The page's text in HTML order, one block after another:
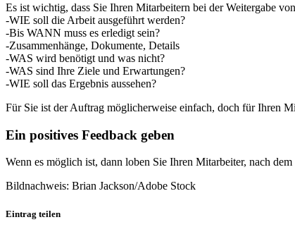
Es ist wichtig, dass Sie Ihren Mitarbeitern bei der Weitergabe
-WIE soll die Arbeit ausgeführt werden?
-Bis WANN muss es erledigt sein?
-Zusammenhänge, Dokumente, Details
-WAS wird benötigt und was nicht?
-WAS sind Ihre Ziele und Erwartungen?
-WIE soll das Ergebnis aussehen?
Für Sie ist der Auftrag möglicherweise einfach, doch für Ihren
Ein positives Feedback geben
Wenn es möglich ist, dann loben Sie Ihren Mitarbeiter, nach
Bildnachweis: Brian Jackson/Adobe Stock
Eintrag teilen